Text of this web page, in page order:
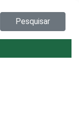
Pesquisar